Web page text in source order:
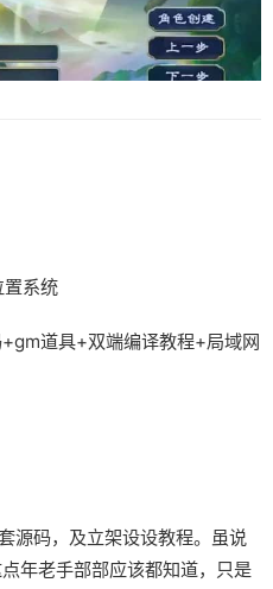
系统
道具+双端编译教程+局域网
源码，及立架设设教程。虽说
年老手部部应该都知道，只是